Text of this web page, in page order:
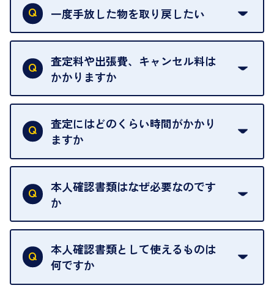
おりません。
を整えておりますので、お好きな時にお越しくださ
い。
お急ぎの場合はスタッフに一言お声がけください。
可能な限り、迅速に対応させていただきます。
一度手放した物を取り戻したい
当店は質店ではありませんので、買い取ったお品物
は基本的に販売へと回されます。買い戻しはできま
せんので、ご了承ください。
グオフが可能です。
契約破棄という形で、お品物をお戻しすることがで
きます。
売却当日を含む8日間のうちに、お気軽にお申し出
出張買取のお品物は、8日間保管しております。
査定料や出張費、キャンセル料は
かかりますか
一切いただいておりません。査定金額にご納得いた
だけない場合は、その場でお断りいただいても問題
ございません。お気軽にご相談ください。
査定にはどのくらい時間がかかり
ますか
お品物の内容や点数によって異なりますが、店頭買
取の場合は1点あたり数分程度が目安です。大量の
お品物の場合は、お時間をいただくことがございま
本人確認書類はなぜ必要なのです
か
買取店は古物営業法により、お客様のご本人確認を
行うことが義務付けられています。安心してお取引
いただくためにも、ご協力をお願いいたします。
本人確認書類として使えるものは
何ですか